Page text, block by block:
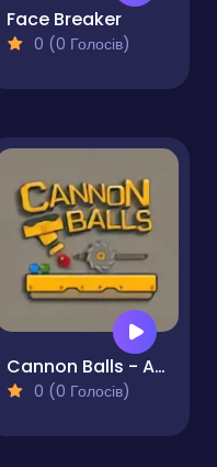
Face Breaker
0 (0 Голосів)
Cannon Balls - Arcade
0 (0 Голосів)